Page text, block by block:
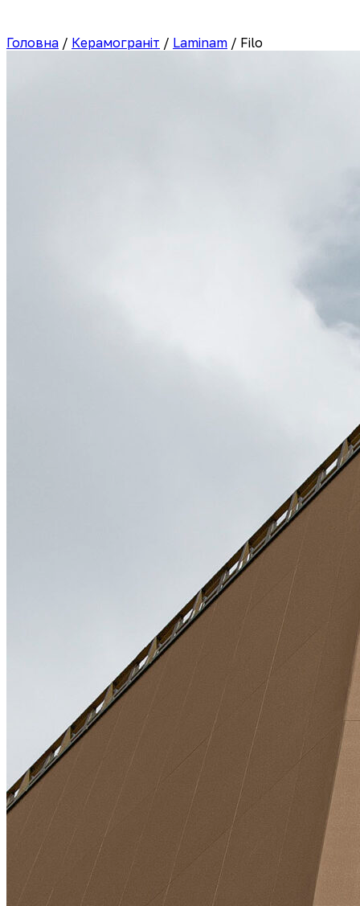
Головна / Керамограніт / Laminam / Filo